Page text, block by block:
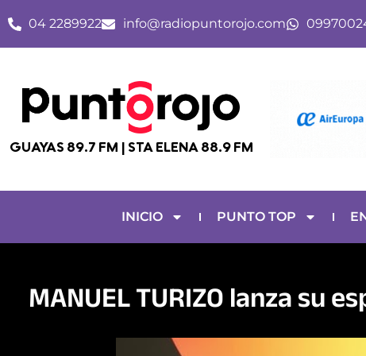
contenido
04 2289922 info@radiopuntorojo.com
GUAYAS 89.7 FM | STA ELENA 88.9 FM
INICIO PUNTO TOP
MANUEL TURIZO lanza su